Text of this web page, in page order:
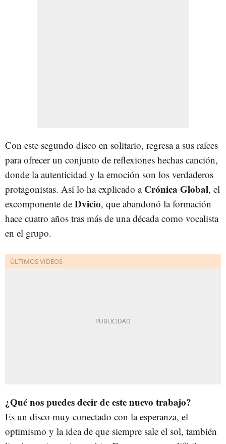
Con este segundo disco en solitario, regresa a sus raíces
para ofrecer un conjunto de reflexiones hechas canción,
donde la autenticidad y la emoción son los verdaderos
protagonistas. Así lo ha explicado aCrónica Global, el
excomponente de Dvicio, que abandonó la formación
hace cuatro años tras más de una década como vocalista
en el grupo.
¿Qué nos puedes decir de este nuevo trabajo?
Es un disco muy conectado con la esperanza, el
optimismo y la idea de que siempre sale el sol, también